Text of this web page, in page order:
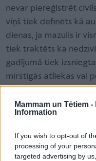
Mammam un Tētiem -
Information
If you wish to opt-out of
processing of your
targeted advertising by
nevar piereģistrēt
viņš tiek definēts kā
dienas, ja mazulis ir
tiek traktēts kā
gadījumā tiek
mirstīgās atliekas vai
piemiņas vietu. Taču
iespēja tikt